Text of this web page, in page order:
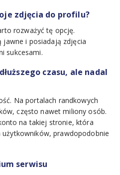
zdjęcia do profilu?
rozważyć tę opcję.
i posiadają zdjęcia
sukcesami.
czasu, ale nadal
Na portalach randkowych
często nawet miliony osób.
na takiej stronie, która
prawdopodobnie
serwisu